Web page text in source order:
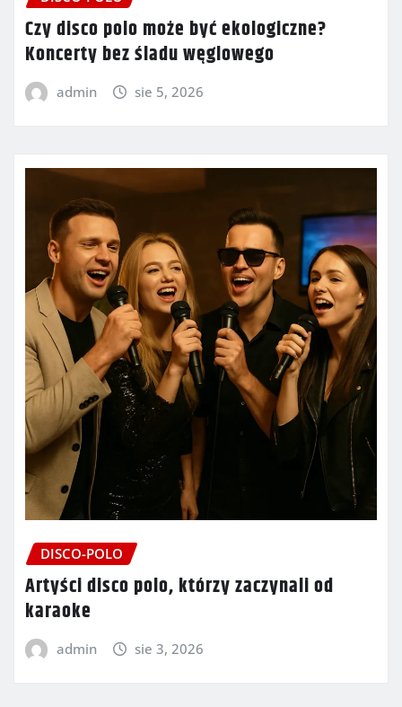
Czy disco polo może być ekologiczne?
Koncerty bez śladu węglowego
admin sie 5, 2026
DISCO-POLO
Artyści disco polo, którzy zaczynali od
karaoke
admin sie 3, 2026